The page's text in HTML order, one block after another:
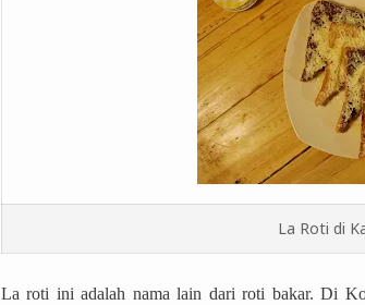
La Roti di
La roti ini adalah nama lain dari roti bakar. Di